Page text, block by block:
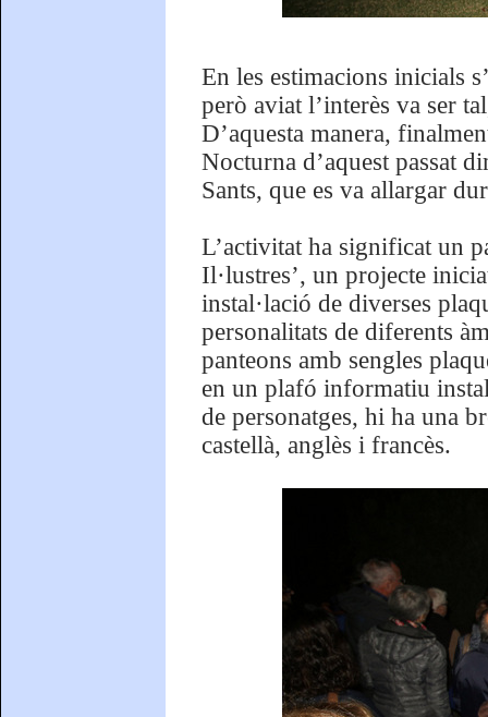
En les estimacions inicials
però aviat l’interès va ser
D’aquesta manera,
Nocturna d’aquest passat
Sants, que es va allargar
L’activitat ha significat un
Il·lustres’, un projecte
instal·lació de diverses
personalitats de diferents
panteons amb sengles
en un plafó informatiu
de personatges, hi ha una
castellà, anglès i francès.